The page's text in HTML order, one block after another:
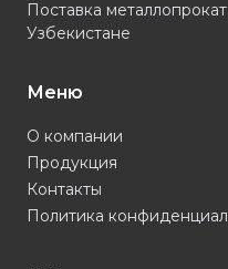
Поставка
Узбекистане
Меню
О компании
Продукция
Контакты
Политика